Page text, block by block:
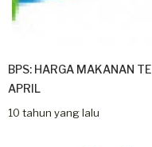
BPS: HARGA MAKANAN
APRIL
10 tahun yang lalu